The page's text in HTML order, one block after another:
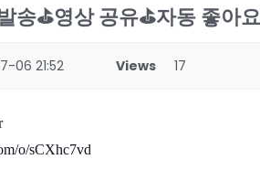
송⛳영상 공유⛳자동 좋아
06 21:52 Views 17
o/sCXhc7vd